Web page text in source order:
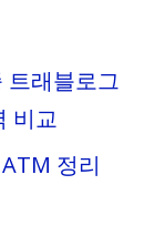
트래블로그
비교
정리